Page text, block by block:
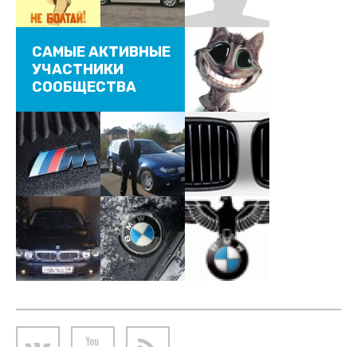
САМЫЕ АКТИВНЫЕ
УЧАСТНИКИ
СООБЩЕСТВА